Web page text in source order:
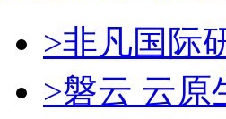
>非凡国际
>磐云 云原